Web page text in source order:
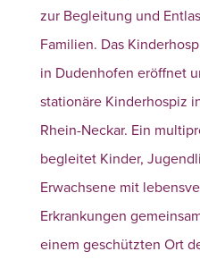
zur Begleitung und
Familien. Das
in Dudenhofen eröffnet
stationäre Kinderhospiz
Rhein-Neckar. Ein
begleitet Kinder,
Erwachsene mit
Erkrankungen
einem geschützten Ort